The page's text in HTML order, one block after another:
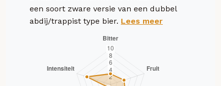
een soort zware versie van een dubbel
abdij/trappist type bier. Lees meer